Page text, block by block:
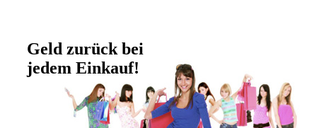
Geld zurück bei
jedem Einkauf!